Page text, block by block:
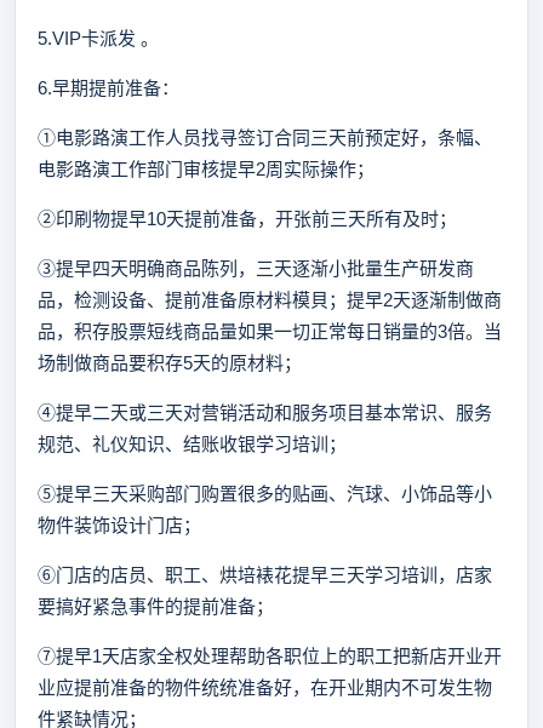
5.VIP卡派发 。
6.早期提前准备：
①电影路演工作人员找寻签订合同三天前预定好，条幅、
电影路演工作部门审核提早2周实际操作；
②印刷物提早10天提前准备，开张前三天所有及时；
③提早四天明确商品陈列，三天逐渐小批量生产研发商
品，检测设备、提前准备原材料模貝；提早2天逐渐制做商
品，积存股票短线商品量如果一切正常每日销量的3倍。当
场制做商品要积存5天的原材料；
④提早二天或三天对营销活动和服务项目基本常识、服务
规范、礼仪知识、结账收银学习培训；
⑤提早三天采购部门购置很多的贴画、汽球、小饰品等小
物件装饰设计门店；
⑥门店的店员、职工、烘培裱花提早三天学习培训，店家
要搞好紧急事件的提前准备；
⑦提早1天店家全权处理帮助各职位上的职工把新店开业开
业应提前准备的物件统统准备好，在开业期内不可发生物
件紧缺情况；